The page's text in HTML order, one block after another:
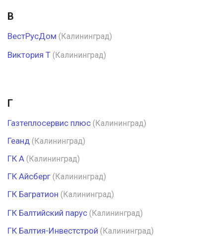
В
ВестРусДом (Калининград)
Виктория Т (Калининград)
Г
Газтеплосервис плюс (Калининград)
Геанд (Калининград)
ГК А (Калининград)
ГК Айсберг (Калининград)
ГК Багратион (Калининград)
ГК Балтийский парус (Калининград)
ГК Балтия-Инвестстрой (Калининград)